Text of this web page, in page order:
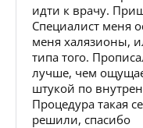
идти к врачу.
Специалист меня
меня халязионы,
типа того.
лучше, чем
штукой по
Процедура такая
решили, спасибо